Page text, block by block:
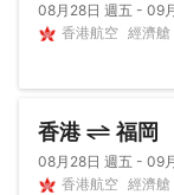
08月28日 週五 - 09
香港航空 經濟艙
香港 福岡
08月28日 週五 - 09
香港航空 經濟艙